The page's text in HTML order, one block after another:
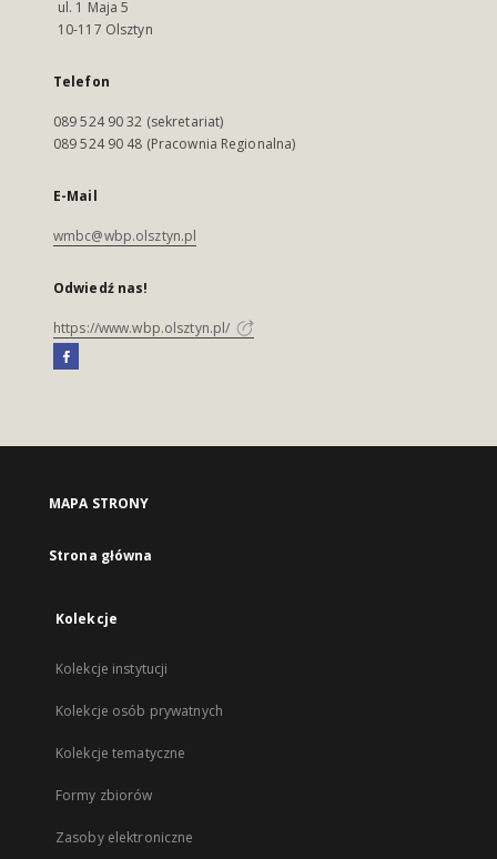
ul. 1 Maja 5
10-117 Olsztyn
Telefon
089 524 90 32 (sekretariat)
089 524 90 48 (Pracownia Regionalna)
E-Mail
wmbc@wbp.olsztyn.pl
Odwiedź nas!
https://www.wbp.olsztyn.pl/
MAPA STRONY
Strona główna
Kolekcje
Kolekcje instytucji
Kolekcje osób prywatnych
Kolekcje tematyczne
Formy zbiorów
Zasoby elektroniczne